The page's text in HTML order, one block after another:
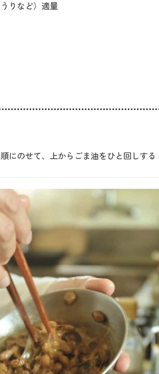
りなど）適量
のせて、上からごま油をひと回しする